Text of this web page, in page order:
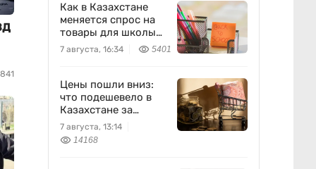
Как в Казахстане
меняется спрос на
товары для школы
перед новым
учебным годом —
Ads
7 августа, 16:34 5401
Цены пошли вниз:
что подешевело в
Казахстане за
неделю
7 августа, 13:14
14168